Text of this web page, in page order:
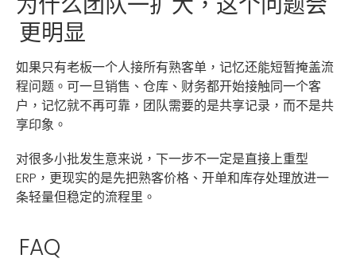
更明显
如果只有老板一个人接所有熟客单，记忆还能短暂掩盖流
程问题。可一旦销售、仓库、财务都开始接触同一个客
户，记忆就不再可靠，团队需要的是共享记录，而不是共
享印象。
对很多小批发生意来说，下一步不一定是直接上重型
ERP，更现实的是先把熟客价格、开单和库存处理放进一
条轻量但稳定的流程里。
FAQ